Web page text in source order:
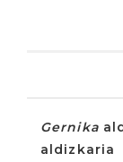
Gernika
aldizkaria